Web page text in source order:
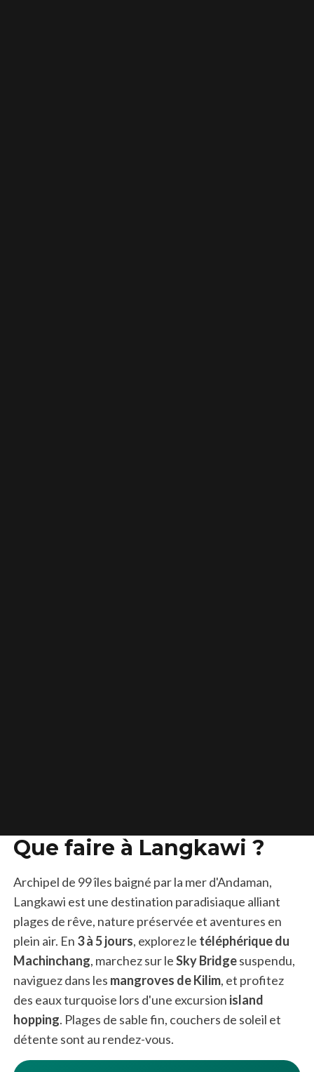
Que faire à Langkawi ?
Archipel de 99 îles baigné par la mer d'Andaman,
Langkawi est une destination paradisiaque alliant
plages de rêve, nature préservée et aventures en
plein air. En 3 à 5 jours, explorez le téléphérique du
Machinchang, marchez sur leSky Bridgesuspendu,
naviguez dans les mangroves de Kilim, et profitez
des eaux turquoise lors d'une excursion island
hopping. Plages de sable fin, couchers de soleil et
détente sont au rendez-vous.